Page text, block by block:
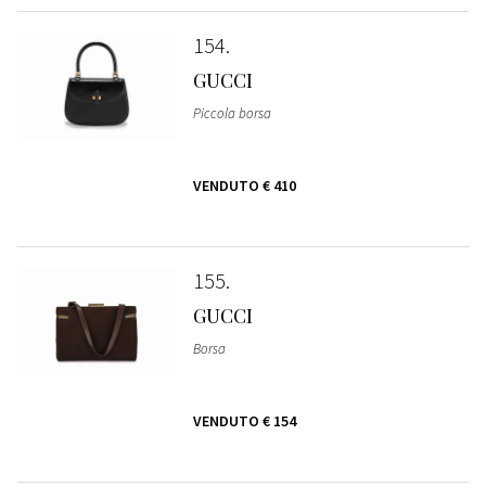
154
GUCCI
Piccola borsa
VENDUTO € 410
155
GUCCI
Borsa
VENDUTO € 154